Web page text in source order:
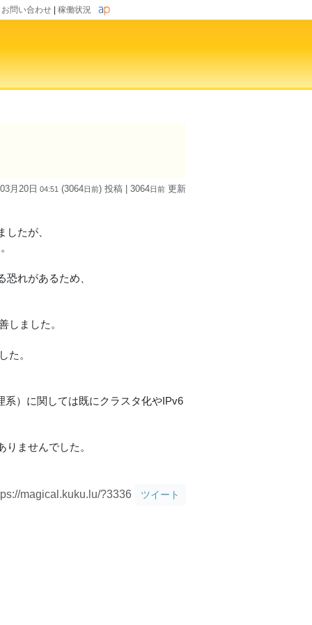
お問い合わせ 稼働状況
月20日 04:51 (3064日前) 投稿 | 3064日前 更新
たが、
れがあるため、
しました。
た。
）に関しては既にクラスタ化やIPv6
ませんでした。
magical.kuku.lu/?3336 ツイート